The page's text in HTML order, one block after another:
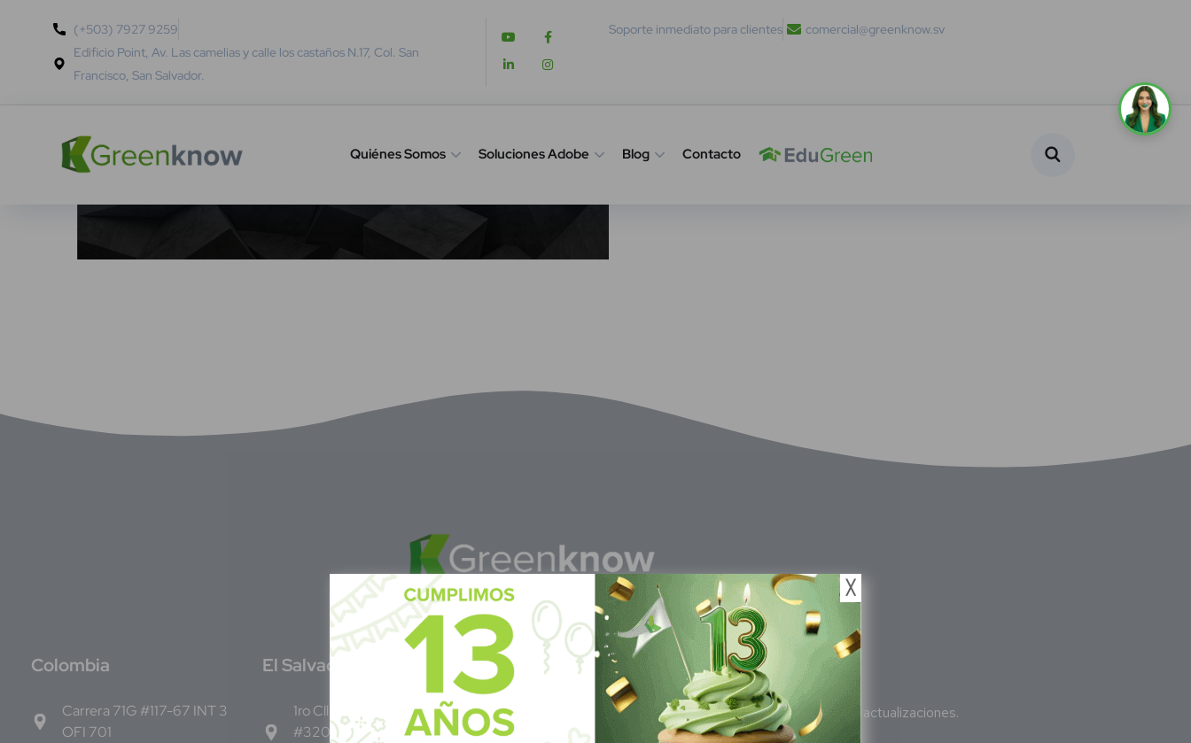
(+503) 7927 9259
Edificio Point, Av. Las camelias y calle los castaños N.17, Col. San
Francisco, San Salvador.
Soporte inmediato para clientes comercial@greenknow.sv
Quiénes Somos Soluciones Adobe Blog Contacto
Colombia
Carrera 71G #117-67 INT 3
OFI 701
El Salvador
1ro Cll Pte, y 61 Av Nte,
#3206, Local 9, San
México
Calle Pitágoras 234, Col.
Narvarte Poniente, Alcaldía
Subscríbete
Suscríbete a nuestras actualizaciones.
╳